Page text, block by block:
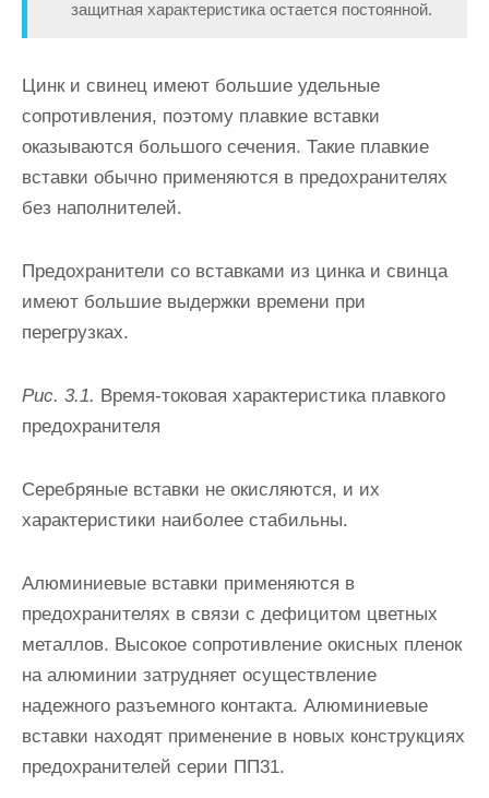
защитная характеристика остается по­стоянной.
Цинк и свинец имеют большие удельные
сопротивления, поэтому плавкие вставки
оказываются большого сечения. Такие плав­кие
вставки обычно применяются в предохранителях
без наполните­лей.
Предохранители со вставками из цинка и свинца
имеют большие выдержки времени при
перегрузках.
Рис. 3.1. Время-токовая характеристика плавкого
предохранителя
Серебряные вставки не окисляются, и их
характеристики наибо­лее стабильны.
Алюминиевые вставки применяются в
предохранителях в связи с дефицитом цветных
металлов. Высокое сопротивление окисных пленок
на алюминии затрудняет осуществление
надежного разъемно­го контакта. Алюминиевые
вставки находят применение в новых кон­струкциях
предохранителей серии ПП31.